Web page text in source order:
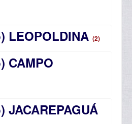
LEOPOLDINA (2)
CAMPO
JACAREPAGUÁ